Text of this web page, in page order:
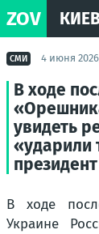
ZOV
СМИ 4 июня
В ходе
увидеть
«ударили
В ходе
Украине